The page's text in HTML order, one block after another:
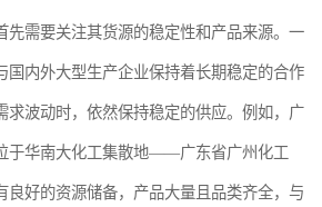
先需要关注其货源的稳定性和产品来源。一
国内外大型生产企业保持着长期稳定的合作
求波动时，依然保持稳定的供应。例如，广
于华南大化工集散地——广东省广州化工
良好的资源储备，产品大量且品类齐全，与